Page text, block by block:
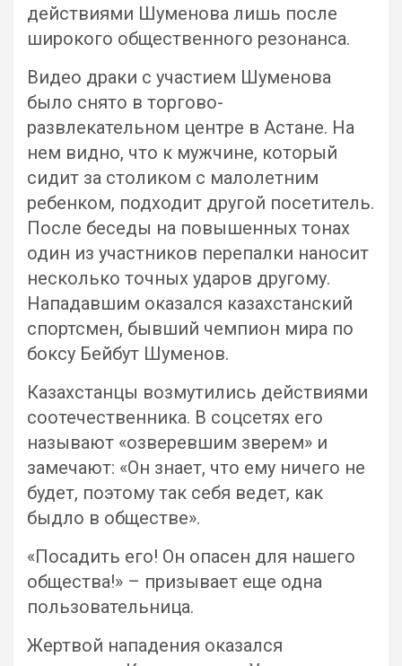
действиями Шуменова лишь после
широкого общественного резонанса.
Видео драки с участием Шуменова
было снято в торгово-
развлекательном центре в Астане. На
нем видно, что к мужчине, который
сидит за столиком с малолетним
ребенком, подходит другой посетитель.
После беседы на повышенных тонах
один из участников перепалки наносит
несколько точных ударов другому.
Нападавшим оказался казахстанский
спортсмен, бывший чемпион мира по
боксу Бейбут Шуменов.
Казахстанцы возмутились действиями
соотечественника. В соцсетях его
называют «озверевшим зверем» и
замечают: «Он знает, что ему ничего не
будет, поэтому так себя ведет, как
быдло в обществе».
«Посадить его! Он опасен для нашего
общества!» – призывает еще одна
пользовательница.
Жертвой нападения оказался